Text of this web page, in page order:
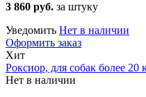
3 860 руб. за штуку
Уведомить Нет в наличии
Оформить заказ
Хит
Роксиор, для собак более 20
Нет в наличии